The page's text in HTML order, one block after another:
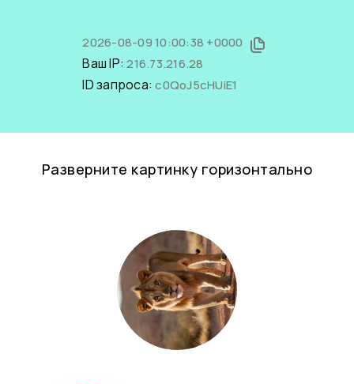
2026-08-09 10:00:38 +0000
Ваш IP:216.73.216.28
ID запроса:c0QoJ5cHUiE1
Разверните картинку горизонтально